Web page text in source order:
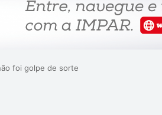
foi golpe de sorte